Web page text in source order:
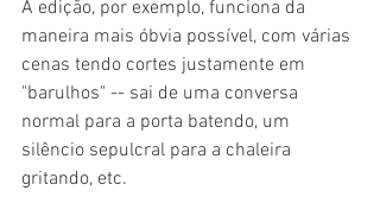
A edição, por exemplo, funciona da
maneira mais óbvia possível, com várias
cenas tendo cortes justamente em
"barulhos" -- sai de uma conversa
normal para a porta batendo, um
silêncio sepulcral para a chaleira
gritando, etc.